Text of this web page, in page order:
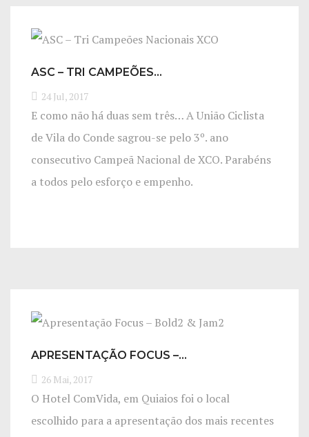
ASC – TRI CAMPEÕES…
24 Jul, 2017
E como não há duas sem três… A União Ciclista
de Vila do Conde sagrou-se pelo 3º. ano
consecutivo Campeã Nacional de XCO. Parabéns
a todos pelo esforço e empenho.
APRESENTAÇÃO FOCUS –…
26 Mai, 2017
O Hotel ComVida, em Quiaios foi o local
escolhido para a apresentação dos mais recentes